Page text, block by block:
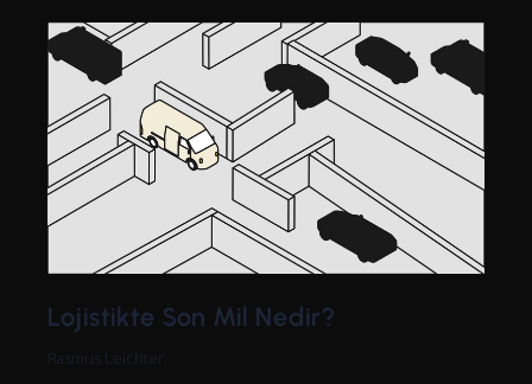
Lojistikte Son Mil Nedir?
Rasmus Leichter